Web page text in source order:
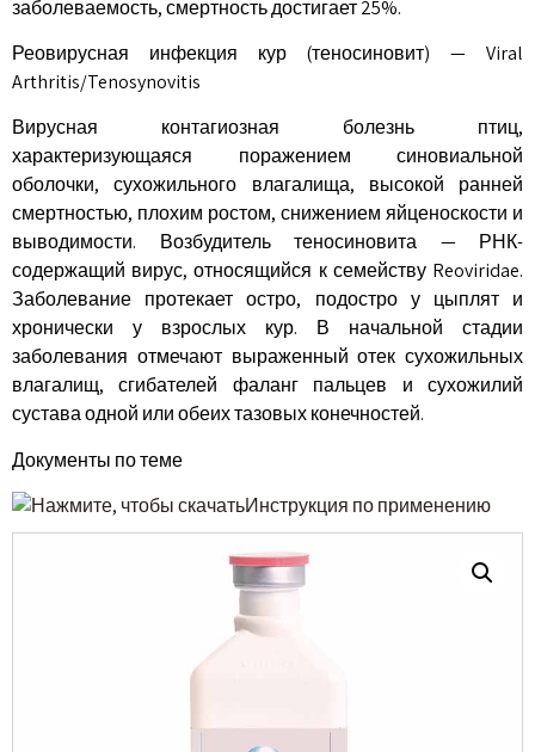
заболеваемость, смертность достигает 25%.
Реовирусная инфекция кур (теносиновит) — Viral
Arthritis/Tenosynovitis
Вирусная контагиозная болезнь птиц,
характеризующаяся поражением синовиальной
оболочки, сухожильного влагалища, высокой ранней
смертностью, плохим ростом, снижением яйценоскости и
выводимости. Возбудитель теносиновита — РНК-
содержащий вирус, относящийся к семейству Reoviridae.
Заболевание протекает остро, подостро у цыплят и
хронически у взрослых кур. В начальной стадии
заболевания отмечают выраженный отек сухожильных
влагалищ, сгибателей фаланг пальцев и сухожилий
сустава одной или обеих тазовых конечностей.
Документы по теме
Инструкция по применению